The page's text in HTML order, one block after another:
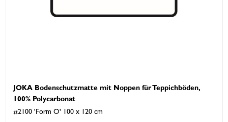
JOKA Bodenschutzmatte mit Noppen für Teppichböden,
100% Polycarbonat
#2100 'Form O' 100 x 120 cm